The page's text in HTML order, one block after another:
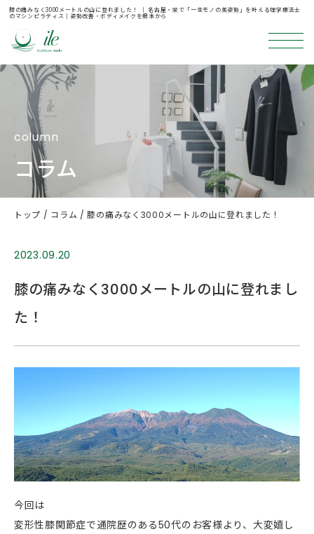
膝の痛みなく3000メートルの山に登れました！ ｜ 名古屋・栄で「一生モノの美姿勢」を叶える理学療法士
のマシンピラティス｜姿勢改善・ボディメイクを根本から
column
コラム
トップ コラム 膝の痛みなく3000メートルの山に登れました！
2023.09.20
膝の痛みなく3000メートルの山に登れまし
た！
今回は
変形性膝関節症で通院歴のある50代のお客様より、大変嬉し